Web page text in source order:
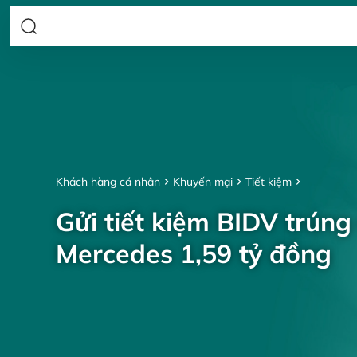
Khách hàng cá nhân Khuyến mại Tiết kiệm
Gửi tiết kiệm BIDV
Mercedes 1,59 tỷ đồng